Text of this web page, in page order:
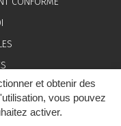
et obtenir des
vous pouvez
activer.